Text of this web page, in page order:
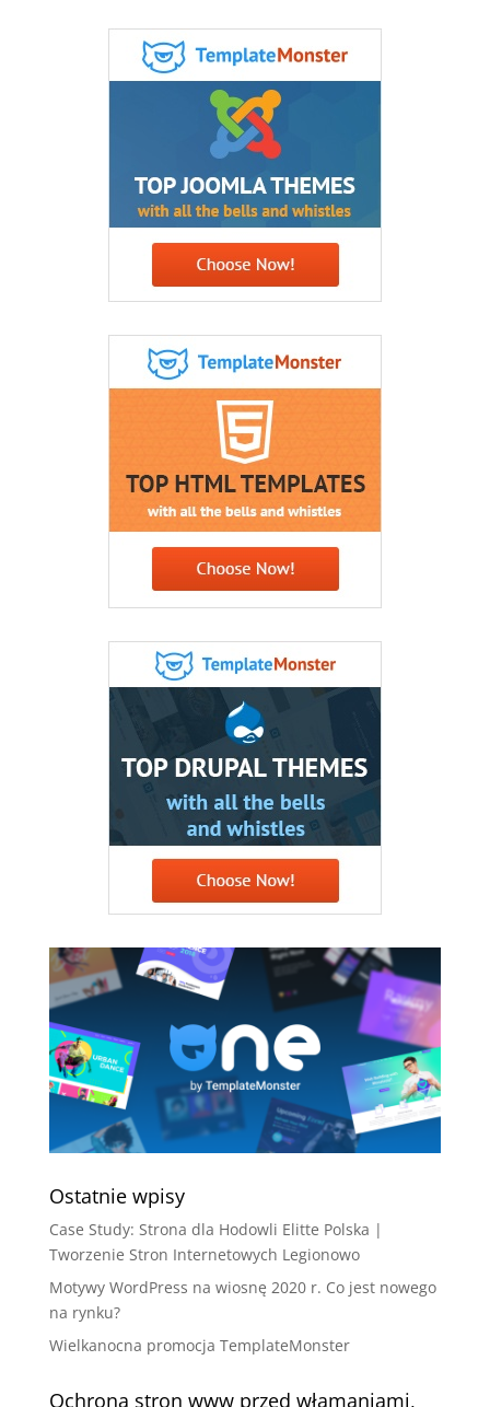
Ostatnie wpisy
Case Study: Strona dla Hodowli Elitte Polska |
Tworzenie Stron Internetowych Legionowo
Motywy WordPress na wiosnę 2020 r. Co jest nowego
na rynku?
Wielkanocna promocja TemplateMonster
Ochrona stron www przed włamaniami,